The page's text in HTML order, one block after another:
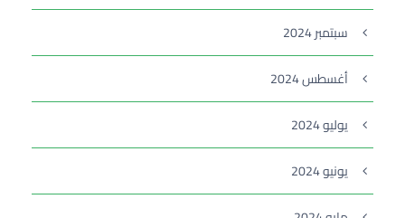
سبتمبر 2024
أغسطس 2024
يوليو 2024
يونيو 2024